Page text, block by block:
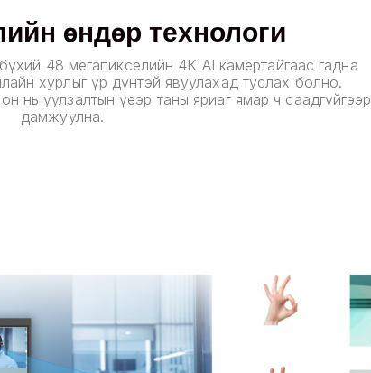
өндөр технологи
бүхий 48 мегапикселийн 4К AI камертайгаас гадна
хурлыг үр дүнтэй явуулахад туслах болно.
нь уулзалтын үеэр таны яриаг ямар ч саадгүйгээр
дамжуулна.